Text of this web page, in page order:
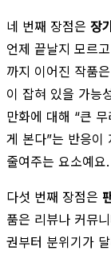
네 번째 장점은 장
언제 끝날지 모르
까지 이어진 작품
이 잡혀 있을 가능
만화에 대해 “큰
게 본다”는 반응이
줄여주는 요소예요.
다섯 번째 장점은
품은 리뷰나 커뮤
권부터 분위기가